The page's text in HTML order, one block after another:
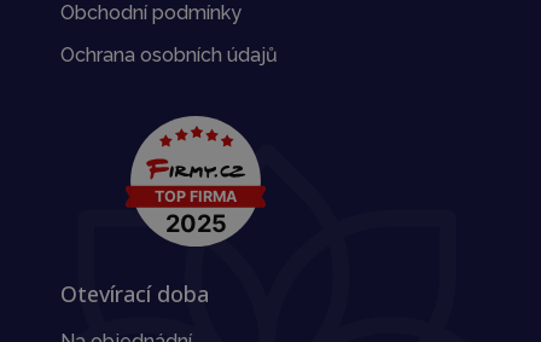
Obchodní podmínky
Ochrana osobních údajů
Otevírací doba